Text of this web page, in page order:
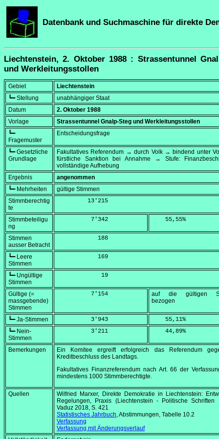
Datenbank und Suchmaschine für direkte
Liechtenstein, 2. Oktober 1988 : Strassentunnel
und Werkleitungsstollen
Gebiet
Liechtenstein
┗━ Stellung
unabhängiger Staat
Datum
2. Oktober 1988
Vorlage
Strassentunnel Gnalp-Steg und Werkleitungsstollen
┗━
Fragemuster
Entscheidungsfrage
┗━ Gesetzliche
Grundlage
Fakultatives Referendum → durch Volk → bindend unter
fürstliche Sanktion bei Annahme → Stufe:
vollständige Aufhebung
Ergebnis
angenommen
┗━ Mehrheiten
gültige Stimmen
Stimmberechtig
te
         13'215
Stimmbeteiligu
ng
          7'342
    55,55
%
Stimmen
ausser Betracht
            188
┗━ Leere
Stimmen
            169
┗━ Ungültige
Stimmen
             19
Gültige (=
massgebende)
Stimmen
          7'154
auf die gültigen
bezogen
┗━ Ja-Stimmen
          3'943
    55,11
%
┗━ Nein-
Stimmen
          3'211
    44,89
%
Bemerkungen
Ein Komitee ergreift erfolgreich das Referendum
Kreditbeschluss des Landtags.
Fakultatives Finanzreferendum nach Art. 66 der
mindestens 1000 Stimmberechtigte.
Quellen
Wilfried Marxer, Direkte Demokratie in Liechtenstein:
Regelungen, Praxis (Liechtenstein - Politische Schriften
Vaduz 2018, S. 421
Statistisches Jahrbuch, Abstimmungen, Tabelle 10.2
Verfassung
Verfassung mit Änderungsverlauf